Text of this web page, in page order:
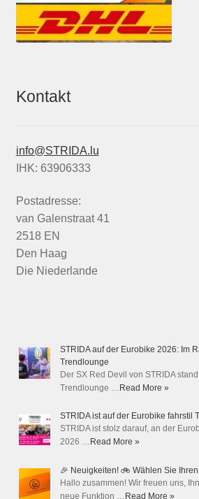
Kontakt
info@STRIDA.lu
IHK: 63906333
Postadresse:
van Galenstraat 41
2518 EN
Den Haag
Die Niederlande
STRIDA auf der Eurobike 2026: Im
Trendlounge
Der SX Red Devil von STRIDA
Trendlounge … Read More »
STRIDA ist auf der Eurobike fahrstil
STRIDA ist stolz darauf, an der
2026 … Read More »
🎉 Neuigkeiten! 🚲 Wählen Sie
Hallo zusammen! Wir freuen uns,
neue Funktion … Read More »